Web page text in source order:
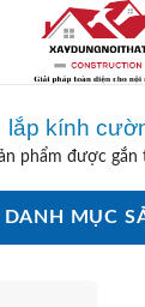
lắp kính
phẩm được gắn
DANH MỤC